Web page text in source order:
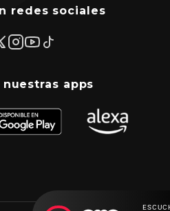
redes sociales
nuestras apps